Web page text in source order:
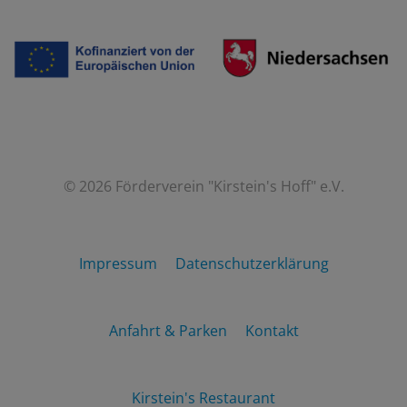
© 2026 Förderverein "Kirstein's Hoff" e.V.
Impressum Datenschutzerklärung
Anfahrt & Parken Kontakt
Kirstein's Restaurant